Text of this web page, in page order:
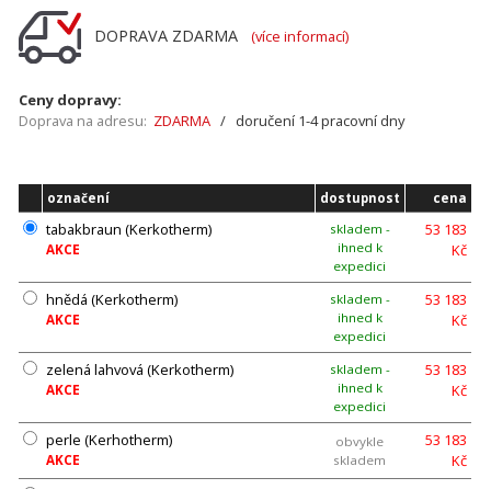
DOPRAVA ZDARMA (více informací)
Ceny dopravy:
Doprava na adresu: ZDARMA / doručení 1-4 pracovní dny
označení dostupnost cena
tabakbraun (Kerkotherm)
AKCE
skladem -
ihned k
expedici
53 183
Kč
hnědá (Kerkotherm)
AKCE
skladem -
ihned k
expedici
53 183
Kč
zelená lahvová (Kerkotherm)
AKCE
skladem -
ihned k
expedici
53 183
Kč
perle (Kerhotherm)
AKCE
obvykle
skladem
53 183
Kč